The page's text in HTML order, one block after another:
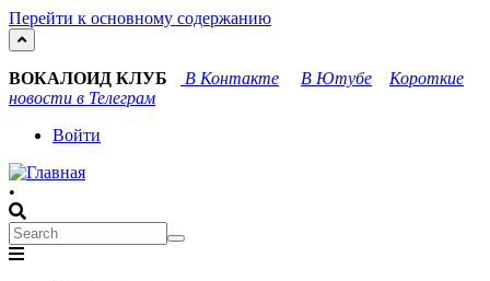
Перейти к основному содержанию
ВОКАЛОИД КЛУБ В Контакте В Ютубе
Короткие
новости в Телеграм
User
account
menu
Войти
•
Search
Search